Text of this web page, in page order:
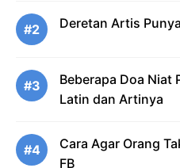
#2 Deretan Artis
#3
Beberapa Doa Niat
Latin dan Artinya
#4
Cara Agar Orang
FB